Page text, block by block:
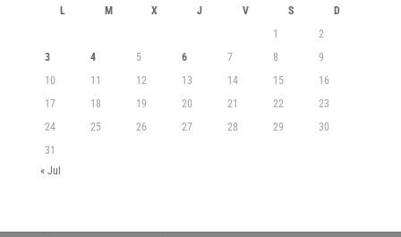
L M X J V S
D
1
2
3
4 5 6 7 8
9
10
11 12 13 14 15
16
17
18 19 20 21 22
23
24
25 26 27 28 29
30
31
« Jul